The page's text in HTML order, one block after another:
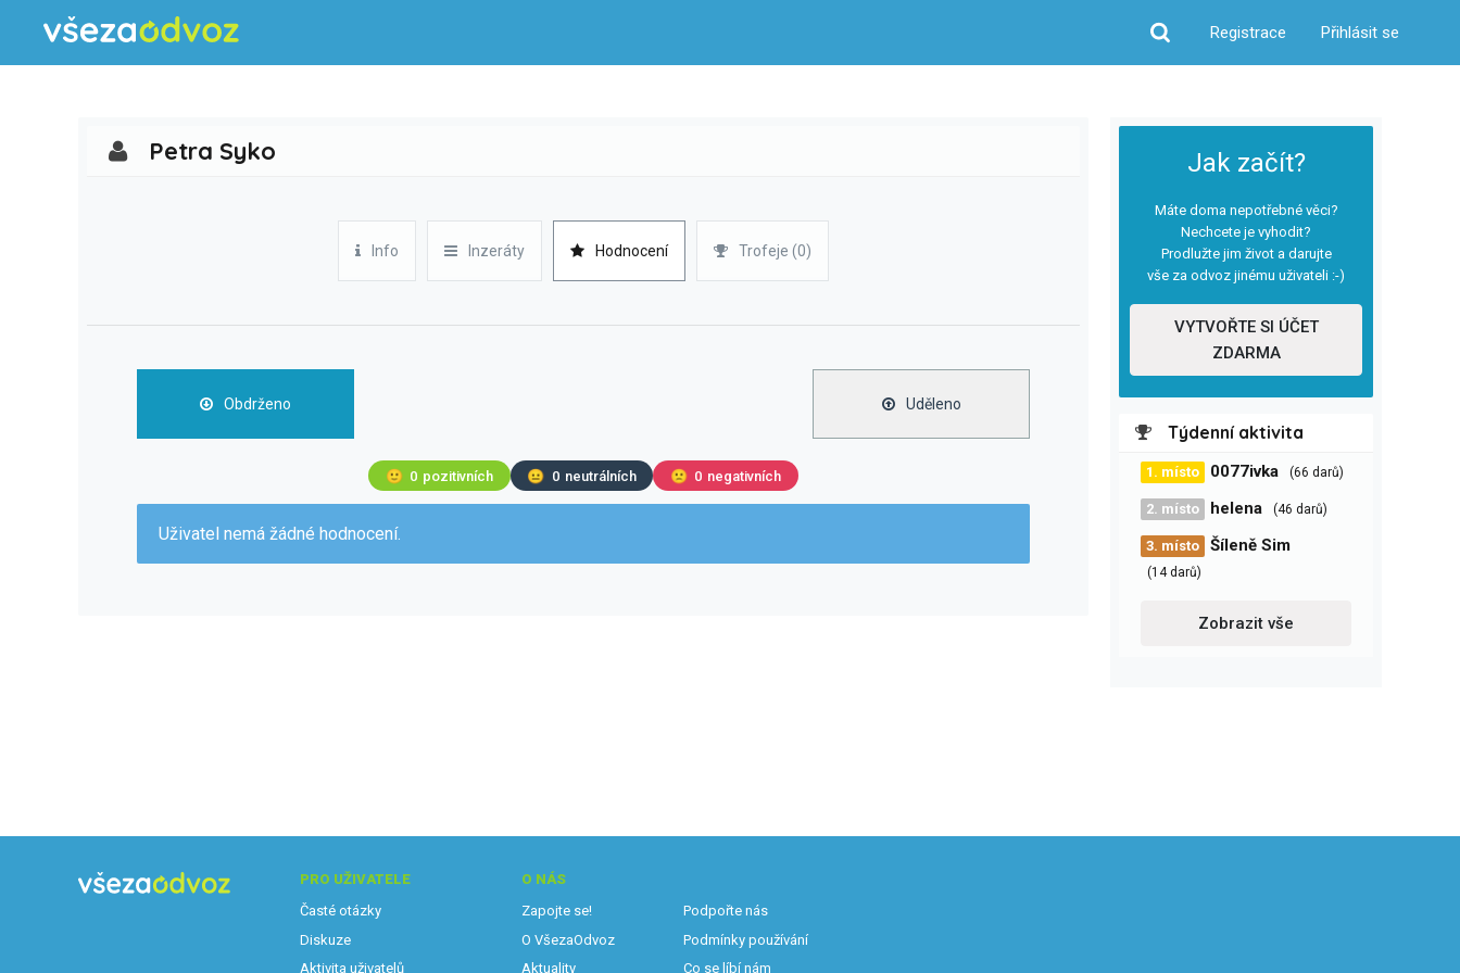
Hledat
Registrace Přihlásit se
Jak začít?
Máte doma nepotřebné věci?
Nechcete je vyhodit?
Prodlužte jim život a darujte
vše za odvoz jinému uživateli :-)
VYTVOŘTE SI ÚČET
ZDARMA
Týdenní aktivita
1. místo 0077ivka (66 darů)
2. místo helena (46 darů)
3. místo Šíleně Sim
(14 darů)
Zobrazit vše
Petra Syko
Info Inzeráty Hodnocení Trofeje (0)
Obdrženo Uděleno
🙂 0 pozitivních 😐 0 neutrálních 🙁 0 negativních
Uživatel nemá žádné hodnocení.
PRO UŽIVATELE
Časté otázky
Diskuze
Aktivita uživatelů
O NÁS
Zapojte se!
O VšezaOdvoz
Aktuality
Podpořte nás
Podmínky používání
Co se líbí nám